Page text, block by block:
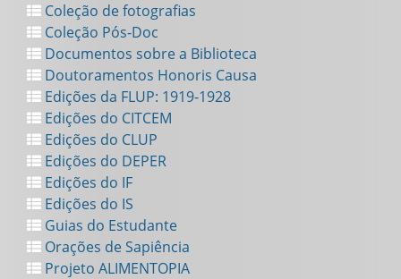
Coleção de fotografias
Coleção Pós-Doc
Documentos sobre a Biblioteca
Doutoramentos Honoris Causa
Edições da FLUP: 1919-1928
Edições do CITCEM
Edições do CLUP
Edições do DEPER
Edições do IF
Edições do IS
Guias do Estudante
Orações de Sapiência
Projeto ALIMENTOPIA